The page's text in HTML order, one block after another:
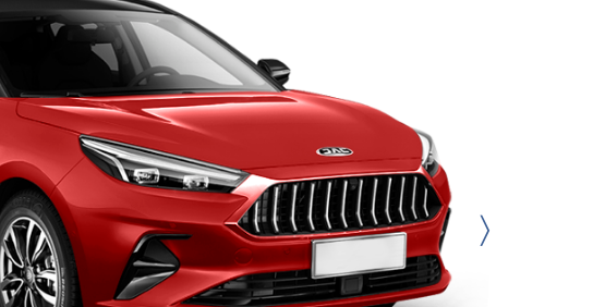
〉